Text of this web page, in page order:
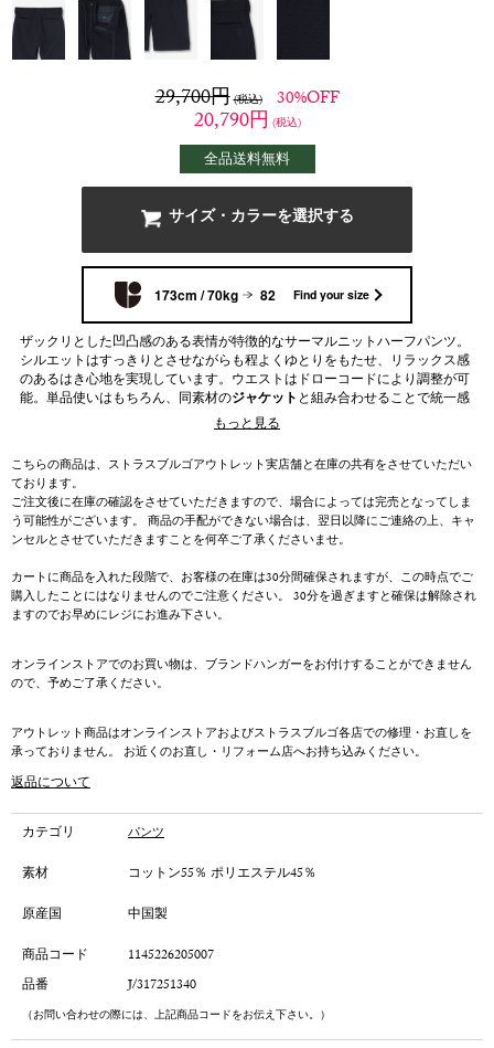
29,700円(税込) 30%OFF
20,790円 (税込)
全品送料無料
サイズ・カラーを選択する
173cm / 70kg 82 Find your size
ザックリとした凹凸感のある表情が特徴的なサーマルニットハーフパンツ。
シルエットはすっきりとさせながらも程よくゆとりをもたせ、リラックス感
のあるはき心地を実現しています。ウエストはドローコードにより調整が可
能。単品使いはもちろん、同素材のジャケット と組み合わせることで統一感
のあるセットアップを楽しむことができます。タウンからリゾートまで多彩
もっと見る
こちらの商品は、ストラスブルゴアウトレット実店舗と在庫の共有をさせていただい
ております。
ご注文後に在庫の確認をさせていただきますので、場合によっては完売となってしま
う可能性がございます。 商品の手配ができない場合は、翌日以降にご連絡の上、キャ
ンセルとさせていただきますことを何卒ご了承くださいませ。
カートに商品を入れた段階で、お客様の在庫は30分間確保されますが、この時点でご
購入したことにはなりませんのでご注意ください。 30分を過ぎますと確保は解除され
ますのでお早めにレジにお進み下さい。
オンラインストアでのお買い物は、ブランドハンガーをお付けすることができません
ので、予めご了承ください。
アウトレット商品はオンラインストアおよびストラスブルゴ各店での修理・お直しを
承っておりません。 お近くのお直し・リフォーム店へお持ち込みください。
返品について
カテゴリ パンツ
素材
コットン55％ ポリエステル45％
原産国
中国製
商品コード
1145226205007
品番
J/317251340
（お問い合わせの際には、上記商品コードをお伝え下さい。）